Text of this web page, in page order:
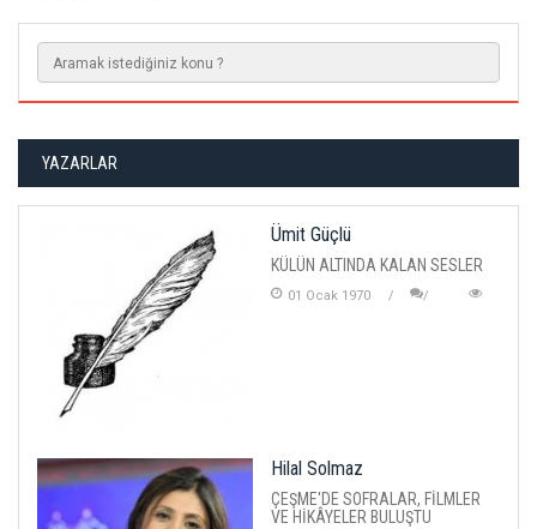
YAZARLAR
Ümit Güçlü
KÜLÜN ALTINDA KALAN SESLER
01 Ocak 1970
Hilal Solmaz
ÇEŞME'DE SOFRALAR, FİLMLER
VE HİKÂYELER BULUŞTU